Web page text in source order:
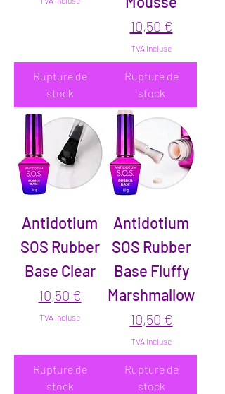
Rupture de
stock
Prix
10,50 €
TVA Incluse
Rupture de
stock
Antidotium
SOS Rubber
Base Clear
Prix
10,50 €
TVA Incluse
Rupture de
stock
Antidotium
SOS Rubber
Base Fluffy
Marshmallow
Prix
10,50 €
TVA Incluse
Rupture de
stock